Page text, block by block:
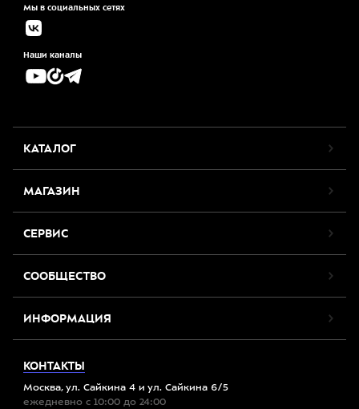
Мы в социальных сетях
Наши каналы
КАТАЛОГ
МАГАЗИН
СЕРВИС
СООБЩЕСТВО
ИНФОРМАЦИЯ
КОНТАКТЫ
Москва, ул. Сайкина 4 и ул. Сайкина 6/5
ежедневно с 10:00 до 24:00